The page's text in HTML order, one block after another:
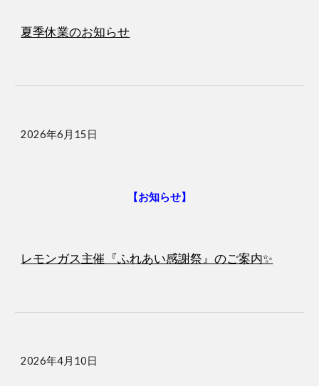
夏季休業のお知らせ
2026年6月15日
【お知らせ】
レモンガス主催『ふれあい感謝祭』のご案内✨
2026年4月10日